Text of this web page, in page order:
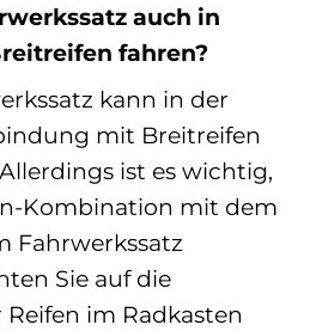
auch in
fahren?
kann in der
mit Breitreifen
ist es wichtig,
Kombination mit dem
Fahrwerkssatz
Sie auf die
im Radkasten